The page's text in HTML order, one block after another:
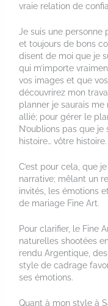
vraie relation de
Je suis une
et toujours de bons
disent de moi que je
qui m’importe
vos images et que
découvrirez mon
planner je saurais
allié; pour gérer le
N’oublions pas que
histoire… vôtre histoire.
C’est pour cela, que
narrative; mêlant un
invités, les émotions
de mariage Fine Art.
Pour clarifier, le Fine
naturelles shootées
rendu Argentique,
style de cadrage
ses émotions.
Quant à mon style à